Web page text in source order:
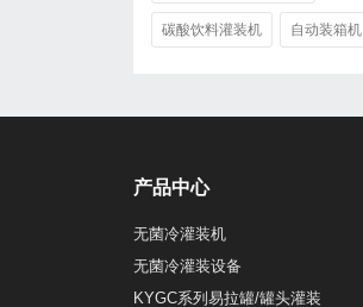
碳酸饮料灌装机 自动装箱机
产品中心
无菌冷灌装机
无菌冷灌装设备
KYGC系列易拉罐/罐头灌装